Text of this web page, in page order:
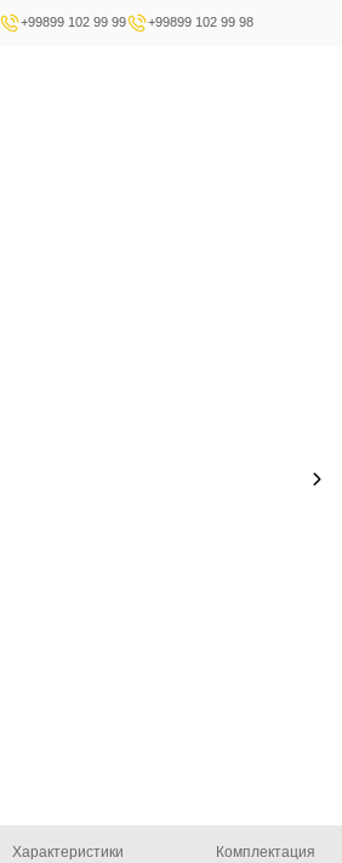
+99899 102 99 99 +99899 102 99 98
Характеристики Комплектация